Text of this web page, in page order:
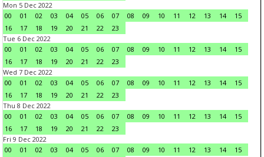
Mon 5 Dec 2022
00
01 02 03 04 05 06 07 08 09 10 11 12 13 14
15
16
17 18 19 20 21 22
23
Tue 6 Dec 2022
00
01 02 03 04 05 06 07 08 09 10 11 12 13 14
15
16
17 18 19 20 21 22
23
Wed 7 Dec 2022
00
01 02 03 04 05 06 07 08 09 10 11 12 13 14
15
16
17 18 19 20 21 22
23
Thu 8 Dec 2022
00
01 02 03 04 05 06 07 08 09 10 11 12 13 14
15
16
17 18 19 20 21 22
23
Fri 9 Dec 2022
00
01 02 03 04 05 06 07 08 09 10 11 12 13 14
15